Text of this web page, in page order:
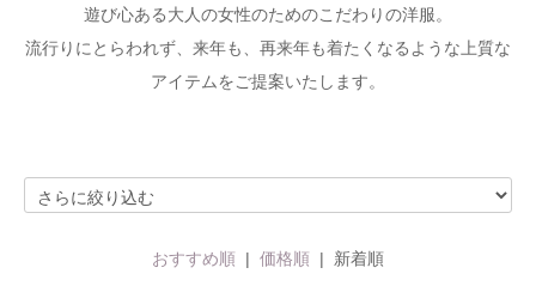
遊び心ある大人の女性のためのこだわりの洋服。
流行りにとらわれず、来年も、再来年も着たくなるような上質な
アイテムをご提案いたします。
おすすめ順 | 価格順 | 新着順